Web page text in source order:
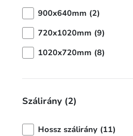
900x640mm (2)
720x1020mm (9)
1020x720mm (8)
Szálirány (2)
Hossz szálirány (11)